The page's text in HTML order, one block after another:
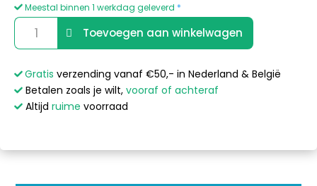
Meestal binnen 1 werkdag geleverd *
Balboa
Serial
VL701S
Overlay,
6
+
Toevoegen aan winkelwagen
e
i
Gratis verzending vanaf €50,- in Nederland & België
Betalen zoals je wilt, vooraf of achteraf
Altijd ruime voorraad